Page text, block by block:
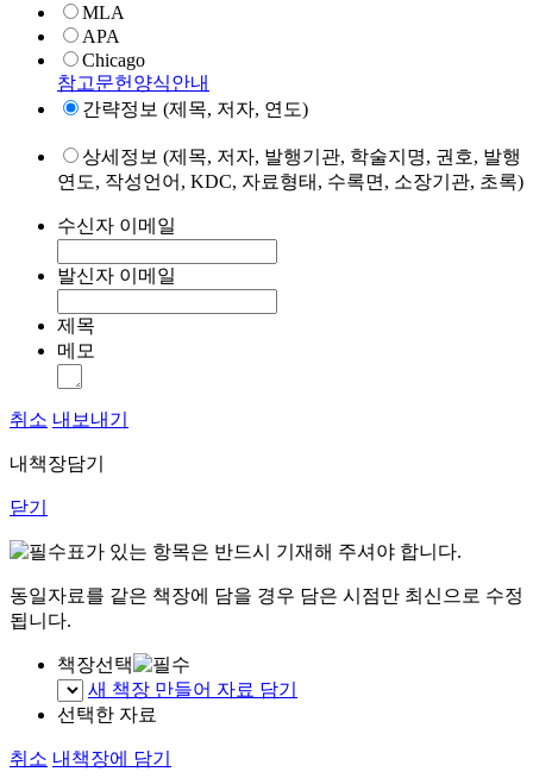
MLA
APA
Chicago
참고문헌양식안내
간략정보 (제목, 저자, 연도)
상세정보 (제목, 저자, 발행기관, 학술지명, 권호, 발행
연도, 작성언어, KDC, 자료형태, 수록면, 소장기관, 초록)
수신자 이메일
발신자 이메일
제목
메모
취소 내보내기
내책장담기
닫기
표가 있는 항목은 반드시 기재해 주셔야 합니다.
동일자료를 같은 책장에 담을 경우 담은 시점만 최신으로 수정
됩니다.
책장선택
새 책장 만들어 자료 담기
선택한 자료
취소 내책장에 담기